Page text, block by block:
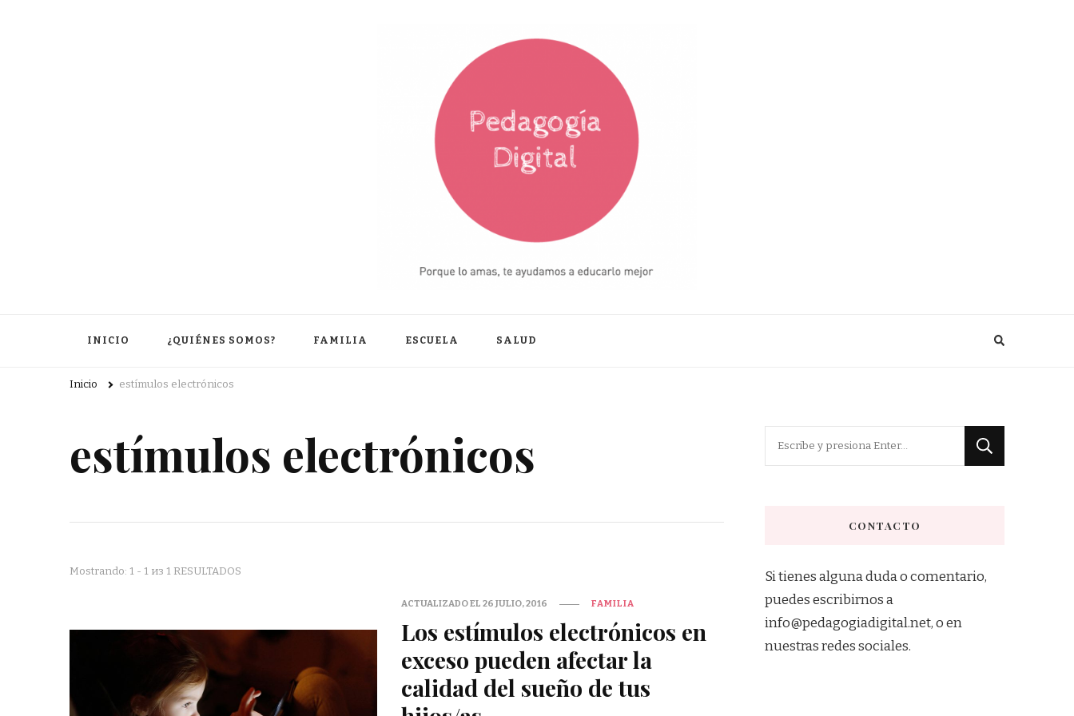
INICIO ¿QUIÉNES SOMOS? FAMILIA ESCUELA SALUD
Inicio estímulos electrónicos
estímulos electrónicos
Mostrando: 1 - 1 из 1 RESULTADOS
ACTUALIZADO EL 26 JULIO, 2016 FAMILIA
Los estímulos electrónicos en
exceso pueden afectar la
calidad del sueño de tus
CONTACTO
Si tienes alguna duda o comentario,
puedes escribirnos a
info@pedagogiadigital.net, o en
nuestras redes sociales.